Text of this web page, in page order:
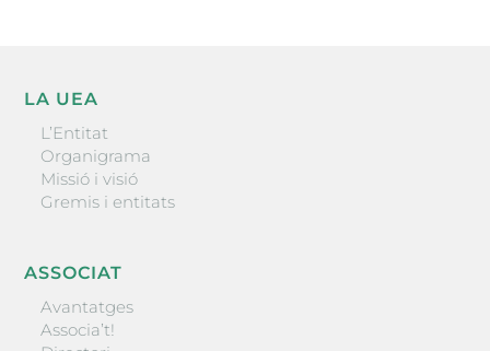
LA UEA
L’Entitat
Organigrama
Missió i visió
Gremis i entitats
ASSOCIAT
Avantatges
Associa’t!